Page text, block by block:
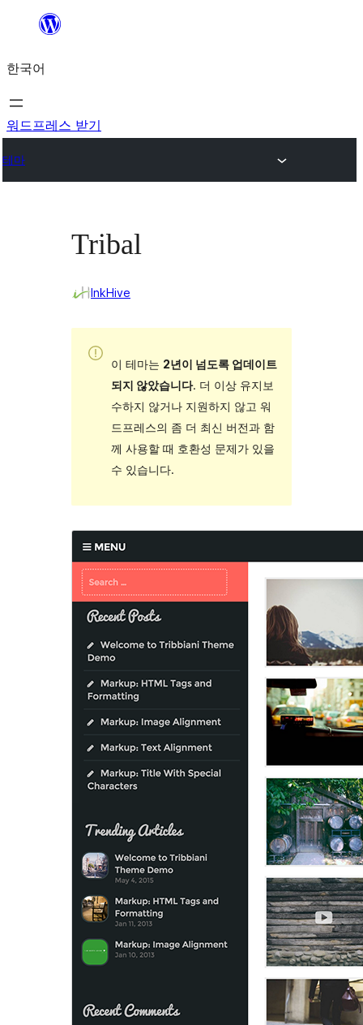
츠
로
바
가
한국어
워드프레스 받기
테마
Tribal
InkHive
이 테마는 2년이 넘도록 업데이트
되지 않았습니다. 더 이상 유지보
수하지 않거나 지원하지 않고 워
드프레스의 좀 더 최신 버전과 함
께 사용할 때 호환성 문제가 있을
수 있습니다.